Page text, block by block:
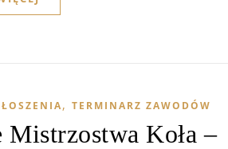
, TERMINARZ ZAWODÓW
Mistrzostwa Koła –